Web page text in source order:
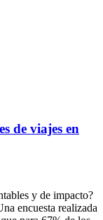
de viajes en
y de impacto?
encuesta realizada